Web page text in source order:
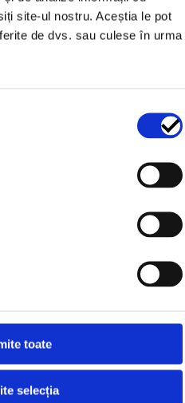
site-ul nostru. Aceștia le pot
de dvs. sau culese în urma
toate
selecția